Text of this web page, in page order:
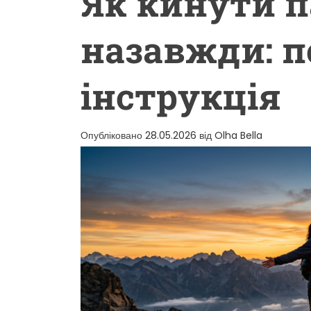
назавжди:
інструкція
Опубліковано 28.05.2026 від Olha Bella